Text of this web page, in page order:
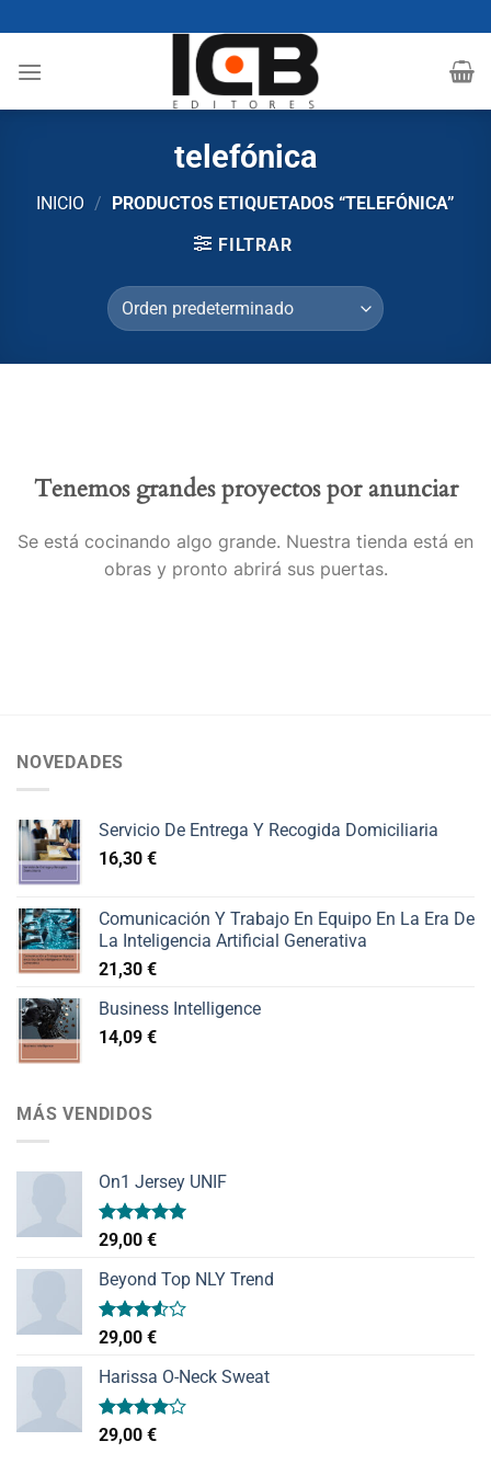
al
contenido
telefónica
INICIO /
PRODUCTOS ETIQUETADOS “TELEFÓNICA”
FILTRAR
Tenemos grandes proyectos por anunciar
Se está cocinando algo grande. Nuestra tienda está en
obras y pronto abrirá sus puertas.
NOVEDADES
Servicio De Entrega Y Recogida Domiciliaria
16,30 €
Comunicación Y Trabajo En Equipo En La Era De
La Inteligencia Artificial Generativa
21,30 €
Business Intelligence
14,09 €
MÁS VENDIDOS
On1 Jersey UNIF
Valorado
con
de 5
29,00 €
Beyond Top NLY Trend
Valorado
con
3.50de
5
29,00 €
Harissa O-Neck Sweat
Valorado
con
29,00 €